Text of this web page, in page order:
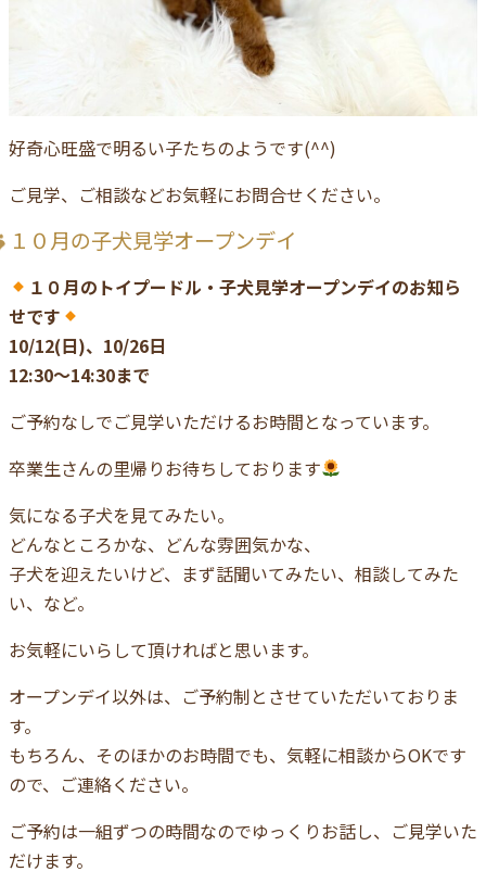
好奇心旺盛で明るい子たちのようです(^^)
ご見学、ご相談などお気軽にお問合せください。
１０月の子犬見学オープンデイ
１０月のトイプードル・子犬見学オープンデイのお知ら
せです
10/12(日)、10/26日
12:30〜14:30まで
ご予約なしでご見学いただけるお時間となっています。
卒業生さんの里帰りお待ちしております
気になる子犬を見てみたい。
どんなところかな、どんな雰囲気かな、
子犬を迎えたいけど、まず話聞いてみたい、相談してみた
い、など。
お気軽にいらして頂ければと思います。
オープンデイ以外は、ご予約制とさせていただいておりま
す。
もちろん、そのほかのお時間でも、気軽に相談からOKです
ので、ご連絡ください。
ご予約は一組ずつの時間なのでゆっくりお話し、ご見学いた
だけます。